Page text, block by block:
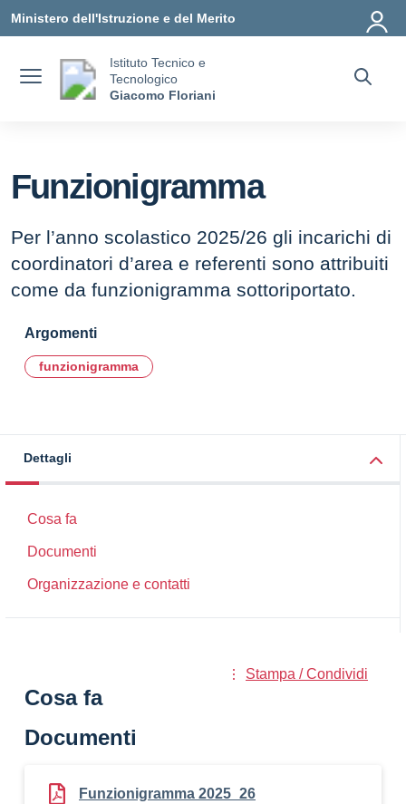
Ministero dell'Istruzione e del Merito
Istituto Tecnico e
Tecnologico
Giacomo Floriani
Funzionigramma
Per l’anno scolastico 2025/26 gli incarichi di
coordinatori d’area e referenti sono attribuiti
come da funzionigramma sottoriportato.
Argomenti
funzionigramma
Dettagli
Cosa fa
Documenti
Organizzazione e contatti
Stampa / Condividi
Cosa fa
Documenti
Funzionigramma 2025_26